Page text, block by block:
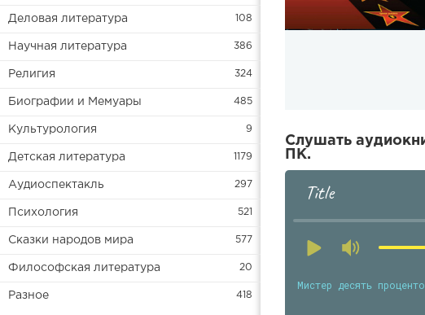
Деловая литература 108
Научная литература 386
Религия 324
Биографии и Мемуары 485
Культурология 9
Детская литература 1179
Аудиоспектакль 297
Психология 521
Сказки народов мира 577
Философская литература 20
Разное 418
Слушать
ПК.
Title
Мистер десять